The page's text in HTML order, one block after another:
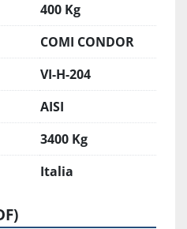
400 Kg
COMI CONDOR
VI-H-204
AISI
3400 Kg
Italia